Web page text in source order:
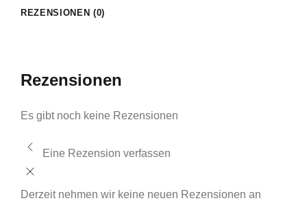
REZENSIONEN (0)
Rezensionen
Es gibt noch keine Rezensionen
Eine Rezension verfassen
Derzeit nehmen wir keine neuen Rezensionen an